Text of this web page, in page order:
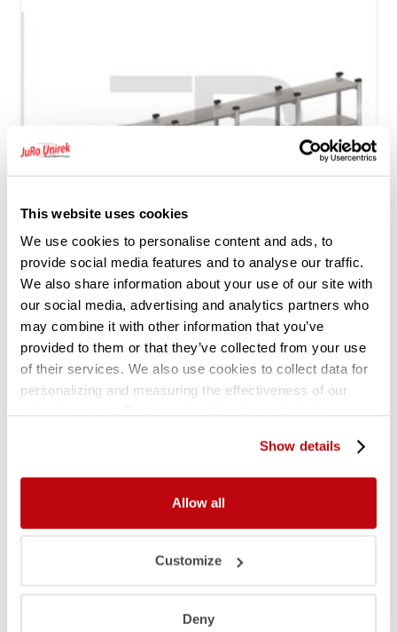
This website uses cookies
We use cookies to personalise content and ads, to
provide social media features and to analyse our traffic.
We also share information about your use of our site with
our social media, advertising and analytics partners who
may combine it with other information that you’ve
provided to them or that they’ve collected from your use
of their services. We also use cookies to collect data for
personalizing and measuring the effectiveness of our
Show details
Allow all
Customize
Deny
Legbordstelling H1972 x D400
|voordeelrij 10x vak 1200 mm
€1.069,67